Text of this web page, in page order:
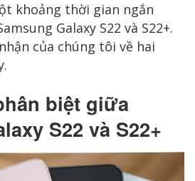
khoảng thời gian ngắn
Galaxy S22 và S22+.
của chúng tôi về hai
biệt giữa
S22 và S22+